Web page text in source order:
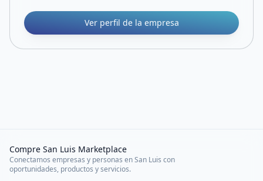
Ver perfil de la empresa
Compre San Luis Marketplace
Conectamos empresas y personas en San Luis con
oportunidades, productos y servicios.